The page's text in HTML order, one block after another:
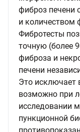
фиброз печени
и количеством
Фибротесты
точную (более
фиброза и
печени
Это исключает
возможно при
исследовании
пункционной